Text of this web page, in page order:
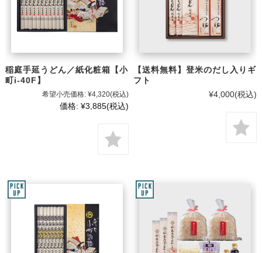
稲庭手延うどん／紙化粧箱【小
町i-40F】
希望小売価格: ¥4,320(税込)
価格: ¥3,885(税込)
【送料無料】登米のだし入りギ
フト
¥4,000(税込)